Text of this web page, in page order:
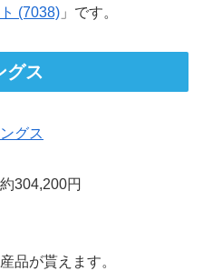
(7038) 」です。
グス
グス
304,200円
品が貰えます。